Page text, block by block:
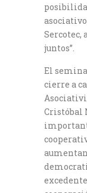
Sercotec,
juntos”.
El
cierre a
Cristóbal